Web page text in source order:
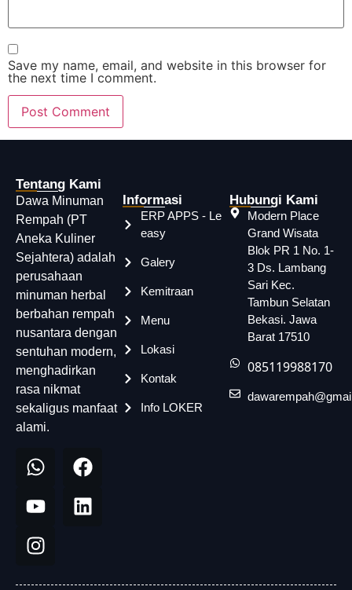
Save my name, email, and website in this browser for
the next time I comment.
Tentang Kami
Dawa Minuman
Rempah (PT
Aneka Kuliner
Sejahtera) adalah
perusahaan
minuman herbal
berbahan rempah
nusantara dengan
sentuhan modern,
menghadirkan
rasa nikmat
sekaligus manfaat
alami.
Informasi
ERP APPS - Le
easy
Galery
Kemitraan
Menu
Lokasi
Kontak
Info LOKER
Hubungi Kami
Modern Place
Grand Wisata
Blok PR 1 No. 1-
3 Ds. Lambang
Sari Kec.
Tambun Selatan
Bekasi. Jawa
Barat 17510
085119988170